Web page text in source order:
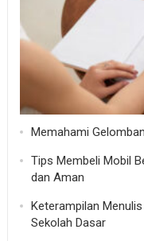
Memahami
Tips Membeli Mobil
dan Aman
Keterampilan
Sekolah Dasar